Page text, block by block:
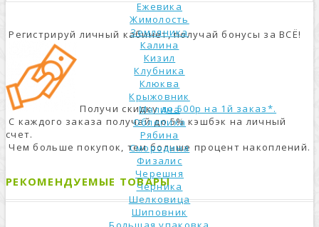
Ежевика
Жимолость
Земляника
Калина
Кизил
Клубника
Клюква
Крыжовник
Малина
Облепиха
Рябина
Смородина
Физалис
Черешня
Черника
Шелковица
Шиповник
Регистрируй личный кабинет, получай бонусы за ВСЁ!
Получи скидкудо 500р на 1й заказ*.
С каждого заказа получай до 5% кэшбэк на личный
счет.
Чем больше покупок, тем больше процент накоплений.
РЕКОМЕНДУЕМЫЕ ТОВАРЫ